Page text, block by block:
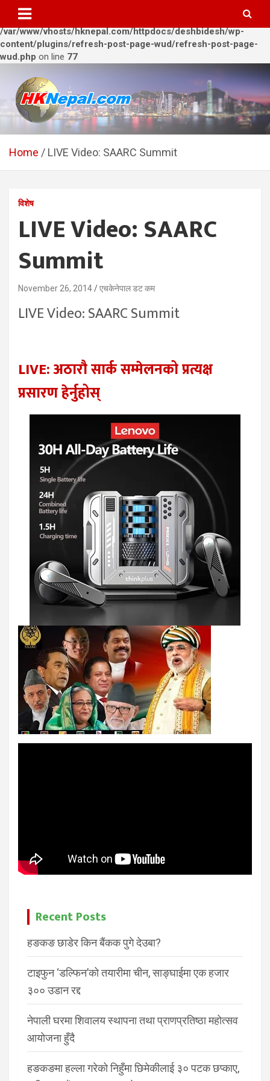
Warning
: Trying to access array offset on value of type bool in
/var/www/vhosts/hknepal.com/httpdocs/deshbidesh/wp-
content/plugins/refresh-post-page-wud/refresh-post-page-
wud.php on line 77
content
HKNepal.com – हङकङबाट
सञ्चालित पहिलो नेपाली अनलाईन
hknepal, hknepal.com, hk nepal, hk nepal com
Home LIVE Video: SAARC Summit
विशेष
LIVE Video: SAARC
Summit
November 26, 2014 एचकेनेपाल डट कम
LIVE Video: SAARC Summit
LIVE: अठारौ सार्क सम्मेलनको प्रत्यक्ष
प्रसारण हेर्नुहोस्
Recent Posts
हङकङ छाडेर किन बैंकक पुगे देउबा?
टाइफुन ‘डल्फिन’को तयारीमा चीन, साङ्घाईमा एक हजार
३०० उडान रद्द
नेपाली घरमा शिवालय स्थापना तथा प्राणप्रतिष्ठा महोत्सव
आयोजना हुँदै
हङकङमा हल्ला गरेको निहुँमा छिमेकीलाई ३० पटक छप्काए,